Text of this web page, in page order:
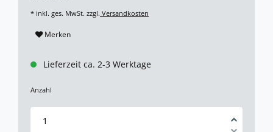
* inkl. ges. MwSt. zzgl. Versandkosten
Merken
Lieferzeit ca. 2-3 Werktage
Anzahl